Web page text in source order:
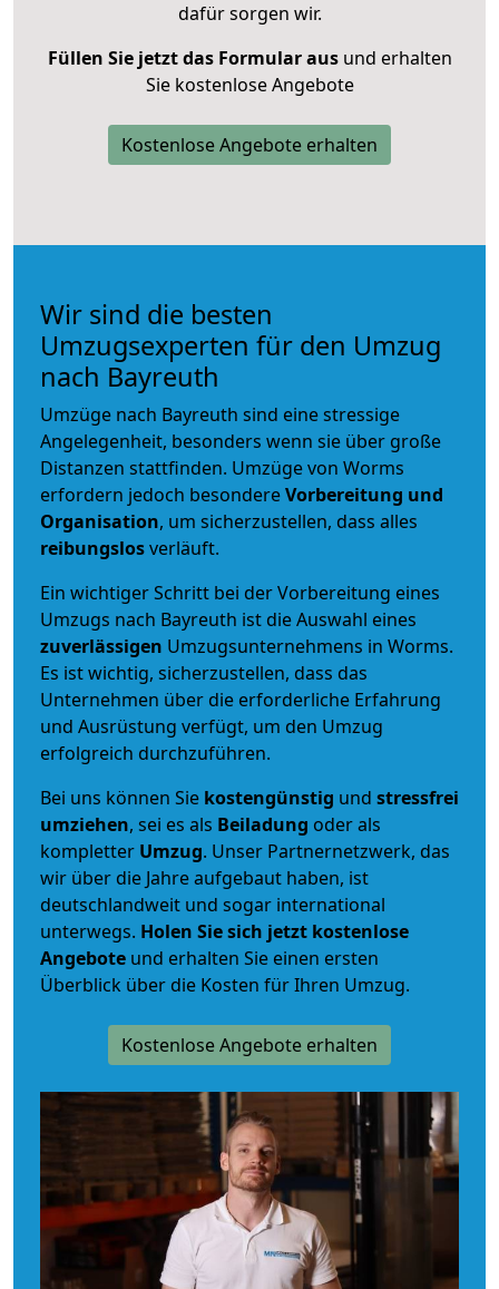
dafür sorgen wir.
Füllen Sie jetzt das Formular ausund erhalten
Sie kostenlose Angebote
Kostenlose Angebote erhalten
Wir sind die besten
Umzugsexperten für den Umzug
nach Bayreuth
Umzüge nach Bayreuth sind eine stressige
Angelegenheit, besonders wenn sie über große
Distanzen stattfinden. Umzüge von Worms
erfordern jedoch besondereVorbereitung und
Organisation, um sicherzustellen, dass alles
reibungslosverläuft.
Ein wichtiger Schritt bei der Vorbereitung eines
Umzugs nach Bayreuth ist die Auswahl eines
zuverlässigen Umzugsunternehmens in Worms.
Es ist wichtig, sicherzustellen, dass das
Unternehmen über die erforderliche Erfahrung
und Ausrüstung verfügt, um den Umzug
erfolgreich durchzuführen.
Bei uns können Sie kostengünstig und stressfrei
umziehen, sei es als Beiladung oder als
kompletter Umzug. Unser Partnernetzwerk, das
wir über die Jahre aufgebaut haben, ist
deutschlandweit und sogar international
unterwegs. Holen Sie sich jetzt kostenlose
Angebote und erhalten Sie einen ersten
Überblick über die Kosten für Ihren Umzug.
Kostenlose Angebote erhalten